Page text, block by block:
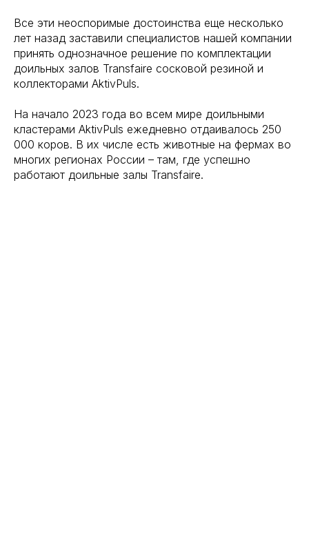
Все эти неоспоримые достоинства еще несколько
лет назад заставили специалистов нашей компании
принять однозначное решение по комплектации
доильных залов Transfaire сосковой резиной и
коллекторами AktivPuls.
На начало 2023 года во всем мире доильными
кластерами AktivPuls ежедневно отдаивалось 250
000 коров. В их числе есть животные на фермах во
многих регионах России – там, где успешно
работают доильные залы Transfaire.